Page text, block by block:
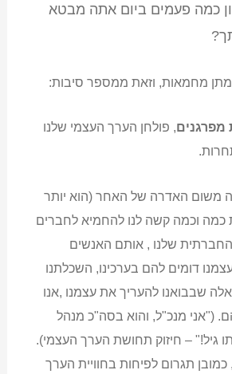
כמה פעמים ביום אתה מבטא
מחמאות, וזאת ממספר סיבות:
מפרגנים, פולחן הערך העצמי שלנו
משום האדרה של האחר (הוא יותר
כמה וכמה קשה לנו להחמיא לחברים
שלנו , אותם האנשים
דומים להם בערכינו, השכלתנו
אלה שבבואנו להעריך את עצמנו ,אנו
("אני מנכ"ל, והוא בסה"כ מנהל
גיל!" – חיזוק תחושת הערך העצמי).
תגרום לפיחות בחוויית הערך